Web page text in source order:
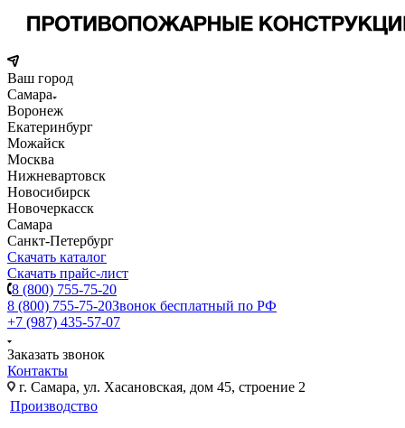
Ваш город
Самара
Воронеж
Екатеринбург
Можайск
Москва
Нижневартовск
Новосибирск
Новочеркасск
Самара
Санкт-Петербург
Скачать каталог
Скачать прайс-лист
8 (800) 755-75-20
8 (800) 755-75-20Звонок бесплатный по РФ
+7 (987) 435-57-07
Заказать звонок
Контакты
г. Самара, ул. Хасановская, дом 45, строение 2
Производство